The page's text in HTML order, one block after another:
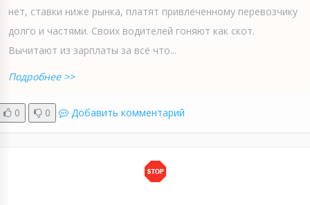
нет, ставки ниже рынка, платят привлеченному перевозчику
долго и частями. Своих водителей гоняют как скот.
Вычитают из зарплаты за всё что...
Подробнее >>
0 0 Добавить комментарий